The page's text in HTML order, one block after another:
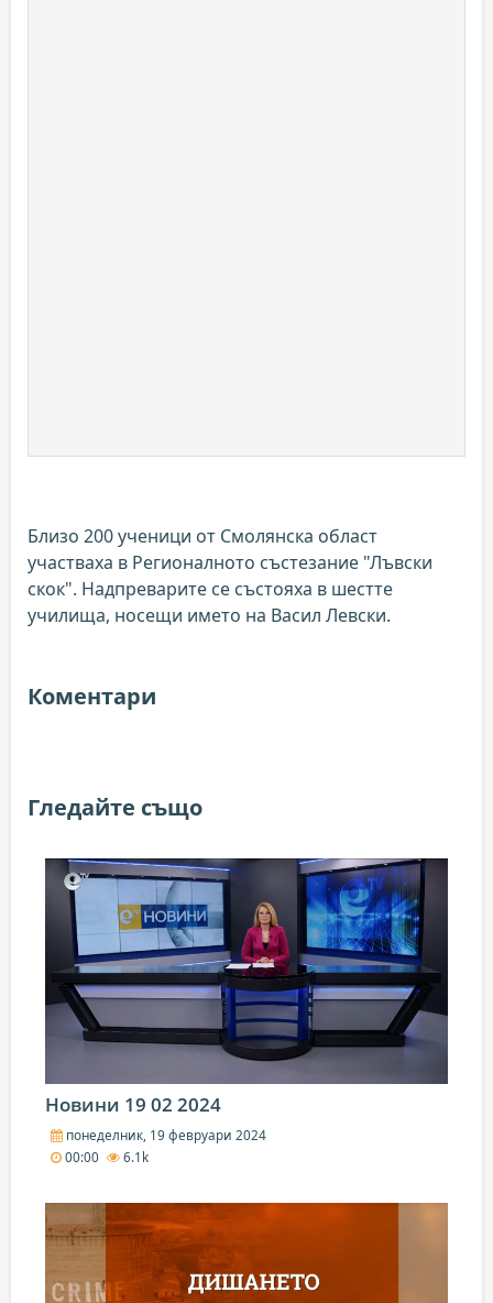
Близо 200 ученици от Смолянска област
участваха в Регионалното състезание "Лъвски
скок". Надпреварите се състояха в шестте
училища, носещи името на Васил Левски.
Коментари
Гледайте също
Новини 19 02 2024
понеделник, 19 февруари 2024
00:00
6.1k